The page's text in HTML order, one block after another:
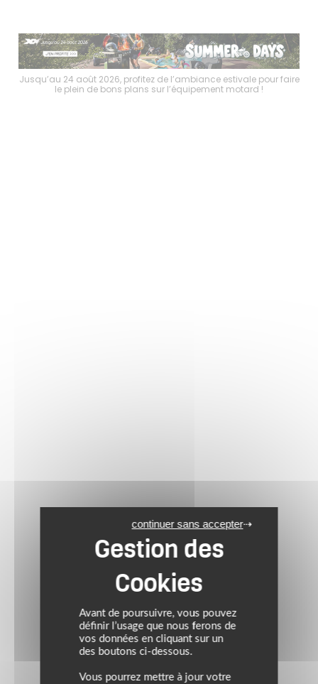
Jusqu’au 24 août 2026, profitez de l’ambiance estivale pour faire
le plein de bons plans sur l’équipement motard !
Avant de poursuivre, vous pouvez
définir l’usage que nous ferons de
vos données en cliquant sur un
des boutons ci-dessous.
Vous pourrez mettre à jour votre
continuer sans accepter